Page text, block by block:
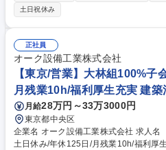
（職人さん）への指示・現場調整 ■安全
ェック、品質関連書類の作成等 ◎入社
から学べるため安心です。 ◎iPhone、
率化を推進中。 募集職種 【品質管理（建築施工管理）】未経験から建設
のプロへ！大林組グループ
土日祝休み
正社員
オーク設備工業株式会社
【東京/営業】大林組100%子
月残業10h/福利厚生充実 建築
月給28万円～33万3000円
東京都中央区
企業名 オーク設備工業株式会社 求人名 【東京/営業】大林組100％子会社/
土日休み/年休125日/月残業10h/福利厚生充実 仕事の内容 空調